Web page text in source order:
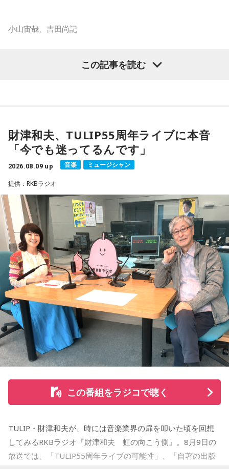
で2010年 第56回小学館漫画賞一般向け部門、2011年 第35回
賞。TVアニメ、実写映画等、多くのメディアミックスを果た
■番組タイトル：『マンガのラジオ 宇宙兄弟スペシャル
supported by viviON』
■放送日時：2026年8月16日（日） 19時～20時
■パーソナリティ：吉田尚記
■ゲスト：小山宙哉
■公式Xアカウント：@MANGARADIO1242
■ハッシュタグ：#マンガのラジオ
■番組HP：
https://manga-no-radio.com/
小山宙哉、吉田尚記
パーソナリティを務め、漫画にまつわるゲストを迎えるポッ
18年に及ぶ「宇宙兄弟」の連載完結のタイミングでの出演と
なり、「宇宙兄弟」誕生のエピソードや「キャラクターに出
会う」というキャラクター造形について、ストーリーの発想
小山宙哉をゲストに迎える特別番組『マンガのラジオ 宇宙兄
弟スペシャル supported by viviON』は8月16日（日）19時
から放送。放送後には、地上波本編で未公開の音源を含むデ
ィレクターズカット版のポッドキャスト配信も予定してい
る。
【小山宙哉プロフィール】
1978年生 京都府出身 京都市立銅駝美術工芸高等学校（現：
京都市立美術工芸高等学校）、大阪市立デザイン教育研究所
卒業。デザイン会社勤務を経て、「モーニング」に持ち込み
をした『ジジジイ』で第14回MANGA OPEN審査委員賞（わ
たせせいぞう賞）受賞。『劇団JET’S』で第15回MANGA
OPEN大賞受賞。2006年『ハルジャン』『ジジジイ-GGG-』
を連載。
2007年12月、初の週刊連載作品『宇宙兄弟』連載開始。同作
講談社漫画賞一般部門、2014年 手塚治虫文化賞読者賞を受
賞。TVアニメ、実写映画等、多くのメディアミックスを果た
す大ヒット作品となり2026年6月完結。
この記事を読む
財津和夫、TULIP55周年ライブに本音
「今でも迷ってるんです」
2026.08.09 up 音楽 ミュージシャン
提供：RKBラジオ
この番組をラジコで聴く
TULIP・財津和夫が、時には音楽業界の扉を叩いた頃を回想
してみるRKBラジオ『財津和夫 虹の向こう側』。8月9日の
放送では、「TULIP55周年ライブの可能性」、「自著の出版